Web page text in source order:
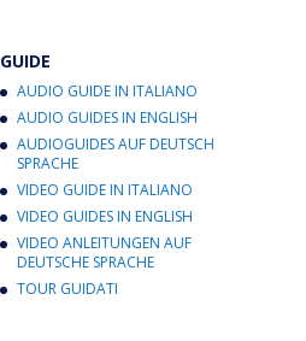
GUIDE
AUDIO GUIDE IN ITALIANO
AUDIO GUIDES IN ENGLISH
AUDIOGUIDES AUF DEUTSCH
SPRACHE
VIDEO GUIDE IN ITALIANO
VIDEO GUIDES IN ENGLISH
VIDEO ANLEITUNGEN AUF
DEUTSCHE SPRACHE
TOUR GUIDATI